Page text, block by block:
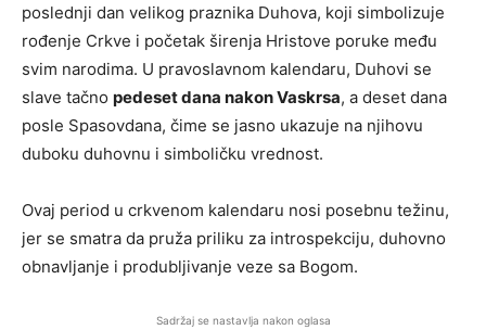
poslednji dan velikog praznika Duhova, koji simbolizuje
rođenje Crkve i početak širenja Hristove poruke među
svim narodima. U pravoslavnom kalendaru, Duhovi se
slave tačno pedeset dana nakon Vaskrsa, a deset dana
posle Spasovdana, čime se jasno ukazuje na njihovu
duboku duhovnu i simboličku vrednost.
Ovaj period u crkvenom kalendaru nosi posebnu težinu,
jer se smatra da pruža priliku za introspekciju, duhovno
obnavljanje i produbljivanje veze sa Bogom.
Sadržaj se nastavlja nakon oglasa